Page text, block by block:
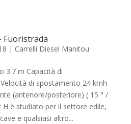
Fuoristrada
| Carrelli Diesel Manitou
3.7 m Capacità di
di spostamento 24 kmh
(anteriore/posteriore) ( 15 ° /
H è studiato per il settore edile,
e qualsiasi altro...